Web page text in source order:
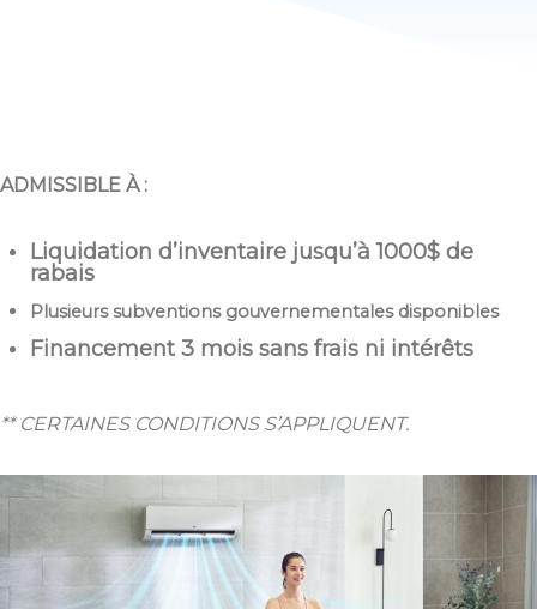
ADMISSIBLE À :
Liquidation d’inventaire jusqu’à 1000$ de
rabais
Plusieurs subventions gouvernementales disponibles
Financement 3 mois sans frais ni intérêts
** CERTAINES CONDITIONS S’APPLIQUENT.